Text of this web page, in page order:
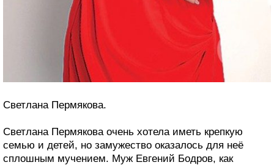
Светлана Пермякова.
Светлана Пермякова очень хотела иметь крепкую
семью и детей, но замужество оказалось для неё
сплошным мучением. Муж Евгений Бодров, как